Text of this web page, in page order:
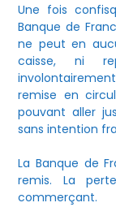
Une fois
Banque de
ne peut en
caisse, ni
remise en
pouvant aller
sans intention
La Banque de
remis. La
commerçant.